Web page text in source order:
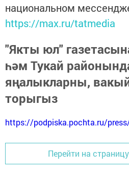
национальном
https://max.ru/tatmedia
"Якты юл"
һәм Тукай
яңалыкларны,
торыгыз
https://podpiska.pochta.ru/
Перейти на